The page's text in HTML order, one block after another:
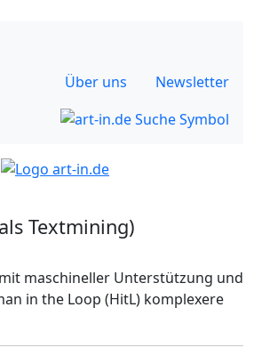
Über uns Newsletter
Textmining)
maschineller Unterstützung und
in the Loop (HitL) komplexere